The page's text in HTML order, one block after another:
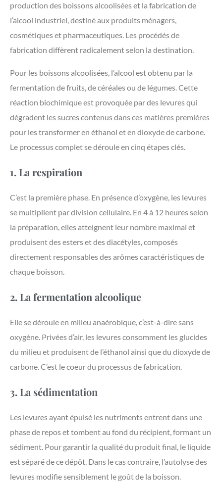
production des boissons alcoolisées et la fabrication de
l’alcool industriel, destiné aux produits ménagers,
cosmétiques et pharmaceutiques. Les procédés de
fabrication diffèrent radicalement selon la destination.
Pour les boissons alcoolisées, l’alcool est obtenu par la
fermentation de fruits, de céréales ou de légumes. Cette
réaction biochimique est provoquée par des levures qui
dégradent les sucres contenus dans ces matières premières
pour les transformer en éthanol et en dioxyde de carbone.
Le processus complet se déroule en cinq étapes clés.
1. La respiration
C’est la première phase. En présence d’oxygène, les levures
se multiplient par division cellulaire. En 4 à 12 heures selon
la préparation, elles atteignent leur nombre maximal et
produisent des esters et des diacétyles, composés
directement responsables des arômes caractéristiques de
chaque boisson.
2. La fermentation alcoolique
Elle se déroule en milieu anaérobique, c’est-à-dire sans
oxygène. Privées d’air, les levures consomment les glucides
du milieu et produisent de l’éthanol ainsi que du dioxyde de
carbone. C’est le coeur du processus de fabrication.
3. La sédimentation
Les levures ayant épuisé les nutriments entrent dans une
phase de repos et tombent au fond du récipient, formant un
sédiment. Pour garantir la qualité du produit final, le liquide
est séparé de ce dépôt. Dans le cas contraire, l’autolyse des
levures modifie sensiblement le goût de la boisson.